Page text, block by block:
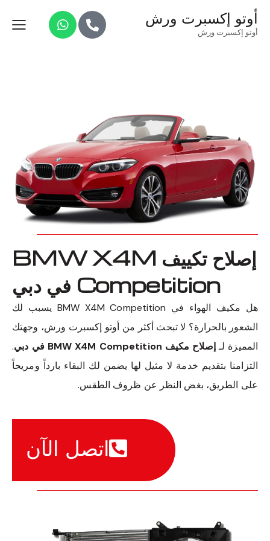
أوتو إكسبرت ورش
أوتو إكسبرت ورش
إصلاح تكييف BMW X4M
Competition في دبي
هل مكيف الهواء في BMW X4M Competition يسبب لك
الشعور بالحرارة؟ لا تبحث أكثر من أوتو إكسبرت ورش، وجهتك
المميزة لـإصلاح مكيف BMW X4M Competition في دبي
.
التزامنا بتقديم خدمة لا مثيل لها يضمن لك البقاء بارداً ومريحاً
على الطريق، بغض النظر عن ظروف الطقس.
اتصل الآن